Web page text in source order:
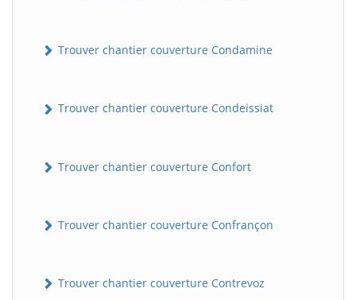
Trouver chantier couverture Condamine
Trouver chantier couverture Condeissiat
Trouver chantier couverture Confort
Trouver chantier couverture Confrançon
Trouver chantier couverture Contrevoz